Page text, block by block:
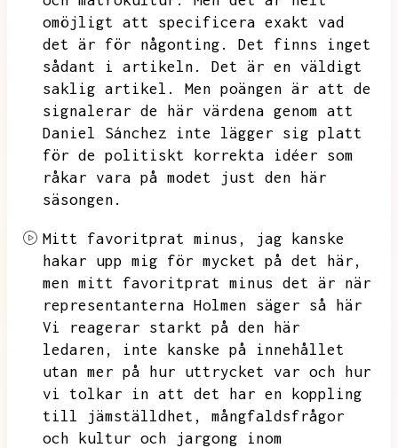
omöjligt att specificera exakt vad
det är för någonting.
Det finns inget
sådant i artikeln.
Det är en väldigt
saklig artikel.
Men poängen är att de
signalerar de här värdena genom att
Daniel Sánchez inte lägger sig platt
för de politiskt korrekta idéer som
råkar vara på modet just den här
säsongen.
Mitt favoritprat minus,
jag kanske
hakar upp mig för mycket på det här,
men mitt favoritprat minus det är när
representanterna Holmen säger så här
Vi reagerar starkt på den här
ledaren,
inte kanske på innehållet
utan mer på hur uttrycket var och hur
vi tolkar in att det har en koppling
till jämställdhet,
mångfaldsfrågor
och kultur och jargong inom